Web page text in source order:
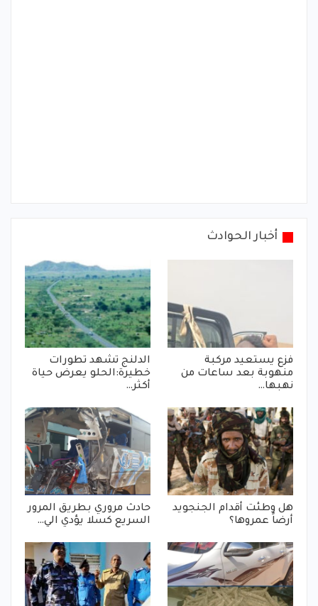
أخبار الحوادث
فزع يستعيد مركبة
منهوبة بعد ساعات من
نهبها…
الدلنج تشهد تطورات
خطيرة:الحلو يعرض حياة
أكثر…
هل وطئت أقدام الجنجويد
أرضاً عمروها؟
حادث مروري بطريق المرور
السريع كسلا يؤدي الي…